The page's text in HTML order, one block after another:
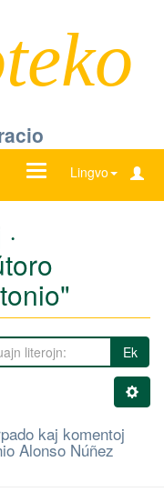
Lingvo
Ŝanĝu
Ek
kaj komentoj
Alonso Núñez